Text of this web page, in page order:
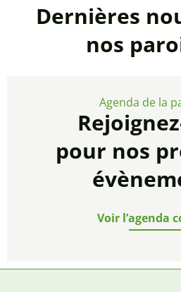
Dernières
nos
Agenda de la
pour nos
Voir l’agenda